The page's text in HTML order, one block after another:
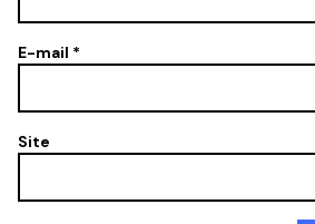
E-mail *
Site